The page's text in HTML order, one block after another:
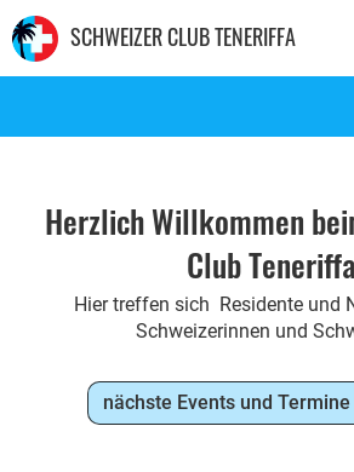
SCHWEIZER CLUB TENERIFFA
Herzlich Willkommen
Club Teneriffa
Hier treffen sich Residente und
Schweizerinnen und
nächste Events und